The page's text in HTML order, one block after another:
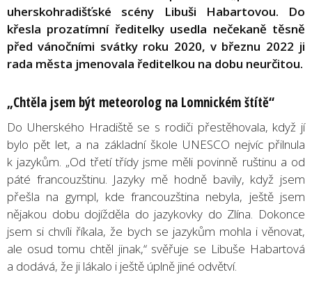
uherskohradišťské scény Libuši Habartovou. Do
křesla prozatímní ředitelky usedla nečekaně těsně
před vánočními svátky roku 2020, v březnu 2022 ji
rada města jmenovala ředitelkou na dobu neurčitou.
„Chtěla jsem být meteorolog na Lomnickém štítě“
Do Uherského Hradiště se s rodiči přestěhovala, když jí
bylo pět let, a na základní škole UNESCO nejvíc přilnula
k jazykům. „Od třetí třídy jsme měli povinně ruštinu a od
páté francouzštinu. Jazyky mě hodně bavily, když jsem
přešla na gympl, kde francouzština nebyla, ještě jsem
nějakou dobu dojížděla do jazykovky do Zlína. Dokonce
jsem si chvíli říkala, že bych se jazykům mohla i věnovat,
ale osud tomu chtěl jinak,“ svěřuje se Libuše Habartová
a dodává, že ji lákalo i ještě úplně jiné odvětví.